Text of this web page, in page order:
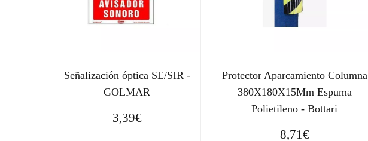
Señalización óptica SE/SIR -
GOLMAR
3,39€
Protector Aparcamiento Columna
380X180X15Mm Espuma
Polietileno - Bottari
8,71€